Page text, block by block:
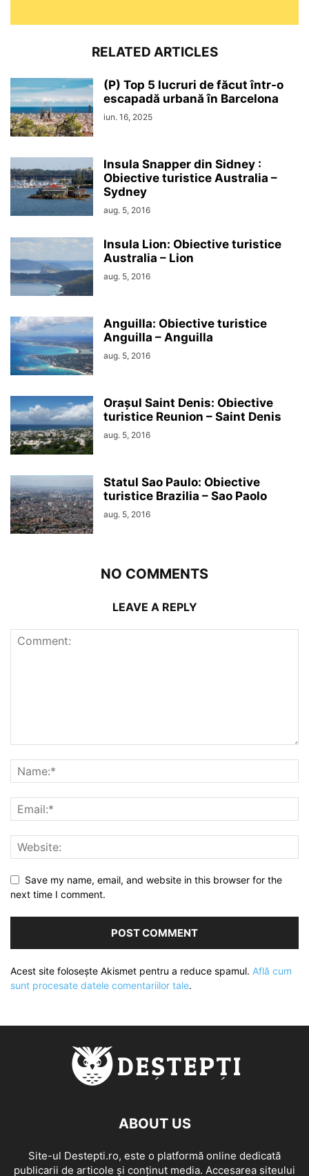
RELATED ARTICLES
(P) Top 5 lucruri de făcut într-o
escapadă urbană în Barcelona
iun. 16, 2025
Insula Snapper din Sidney :
Obiective turistice Australia –
Sydney
aug. 5, 2016
Insula Lion: Obiective turistice
Australia – Lion
aug. 5, 2016
Anguilla: Obiective turistice
Anguilla – Anguilla
aug. 5, 2016
Orașul Saint Denis: Obiective
turistice Reunion – Saint Denis
aug. 5, 2016
Statul Sao Paulo: Obiective
turistice Brazilia – Sao Paolo
aug. 5, 2016
NO COMMENTS
LEAVE A REPLY
Save my name, email, and website in this browser for the
next time I comment.
Acest site folosește Akismet pentru a reduce spamul. Află cum
sunt procesate datele comentariilor tale.
ABOUT US
Site-ul Destepti.ro, este o platformă online dedicată
publicarii de articole și conținut media. Accesarea siteului